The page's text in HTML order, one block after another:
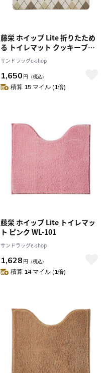
藤栄 ホイップ Lite 折りたため
る トイレマット クッキーブラ
ウン WL-011
サンドラッグe-shop
1,650 円 （税込）
積算 15 マイル (1倍)
藤栄 ホイップ Lite トイレマッ
ト ピンク WL-101
サンドラッグe-shop
1,628 円 （税込）
積算 14 マイル (1倍)